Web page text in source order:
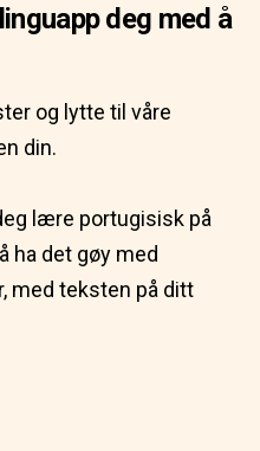
deg med å
og lytte til våre
din.
lære portugisisk på
ha det gøy med
med teksten på ditt